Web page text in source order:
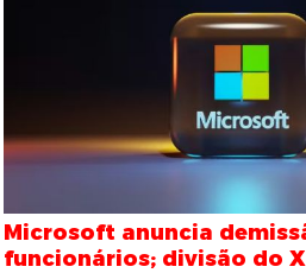
Microsoft anuncia
funcionários; divisão do